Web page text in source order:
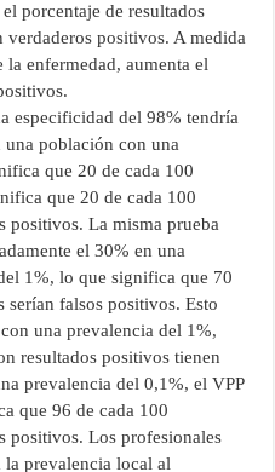
porcentaje de resultados
verdaderos positivos. A medida
enfermedad, aumenta el
especificidad del 98% tendría
una población con una
que 20 de cada 100
que 20 de cada 100
positivos. La misma prueba
el 30% en una
1%, lo que significa que 70
serían falsos positivos. Esto
una prevalencia del 1%,
resultados positivos tienen
prevalencia del 0,1%, el VPP
que 96 de cada 100
positivos. Los profesionales
la prevalencia local al